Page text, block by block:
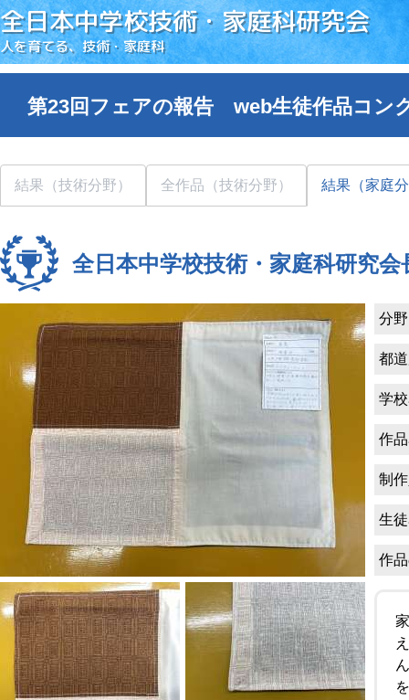
全日本中学校技術・家庭科研究会
人を育てる、技術・家庭科
第23回フェアの報告 web生徒作品コン
結果（技術分野） 全作品（技術分野） 結果（家庭
全日本中学校技術・家庭科研究会
分
都
学
作
制
生
作